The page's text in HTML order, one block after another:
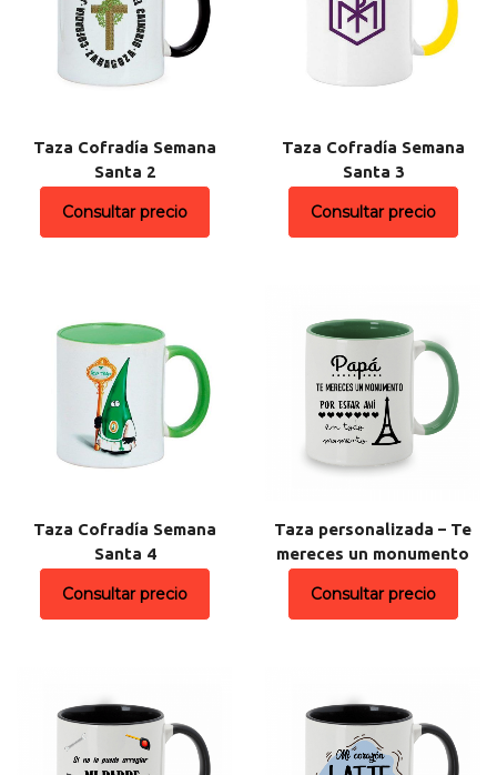
Taza Cofradía Semana
Santa 2
Consultar precio
Taza Cofradía Semana
Santa 3
Consultar precio
Taza Cofradía Semana
Santa 4
Consultar precio
Taza personalizada – Te
mereces un monumento
Consultar precio